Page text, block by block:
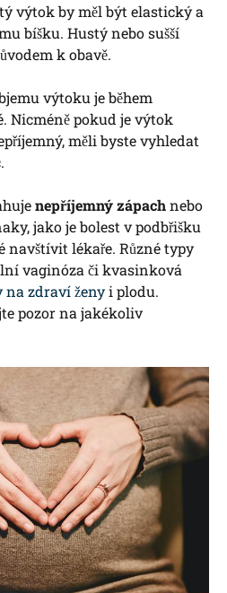
výtok by měl být elastický a
bíšku. Hustý nebo sušší
k obavě.
výtoku je během
Nicméně pokud je výtok
měli byste vyhledat
nepříjemný zápachnebo
jako je bolest v podbřišku
navštívit lékaře. Různé typy
vaginóza či kvasinková
zdraví ženyi plodu.
pozor na jakékoliv